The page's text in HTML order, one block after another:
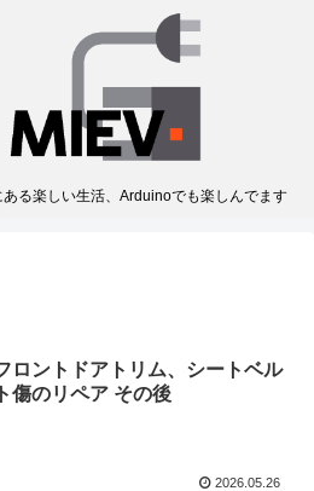
る楽しい生活、Arduinoでも楽しんでます
ロントドアトリム、シートベル
ト傷のリペア その後
2026.05.26